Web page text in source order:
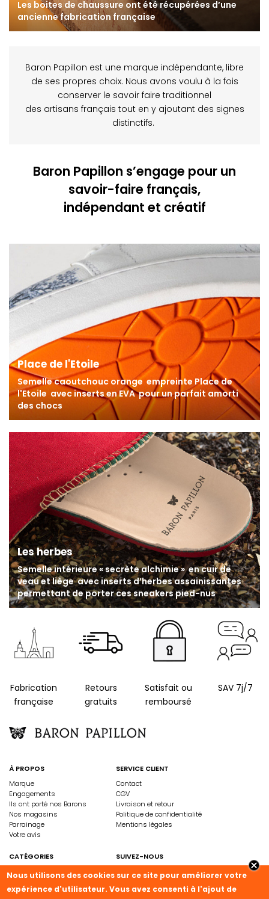
Les boites de chaussure ont été récupérées d’une
ancienne fabrication française
Baron Papillon est une marque indépendante, libre
de ses propres choix. Nous avons voulu à la fois
conserver le savoir faire traditionnel
des artisans français tout en y ajoutant des signes
distinctifs.
Baron Papillon s’engage pour un
savoir-faire français,
indépendant et créatif
Place de l'Etoile
Semelle caoutchouc orange empreinte Place de
l'Etoile avec inserts en EVApour un parfait amorti
des chocs
Les herbes
Semelle intérieure « secrète alchimie »en cuir de
veau et liègeavec inserts d’herbes assainissantes
permettant de porter ces sneakers pied-nus
Fabrication
française
Retours
gratuits
Satisfait ou
remboursé
SAV 7j/7
À PROPOS
Marque
Engagements
Ils ont porté nos Barons
Nos magasins
Parrainage
Votre avis
SERVICE CLIENT
Contact
CGV
Livraison et retour
Politique de confidentialité
Mentions légales
CATÉGORIES
Femme
Collection
SUIVEZ-NOUS
Instagram
Linkedin
Nous utilisons des cookies sur ce site pour améliorer votre
expérience d'utilisateur. Vous avez consenti à l'ajout de